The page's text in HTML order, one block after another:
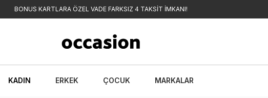
BONUS KARTLARA ÖZEL VADE FARKSIZ 4 TAKSİT İMKANI!
KADIN ERKEK ÇOCUK MARKALAR